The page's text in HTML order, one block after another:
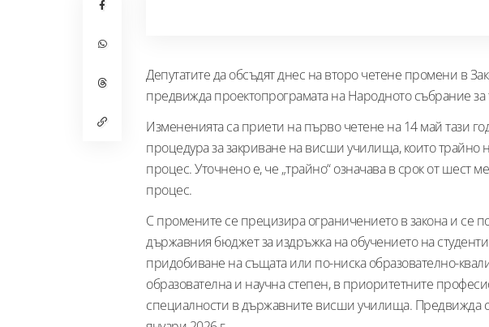
Депутатите да обсъдят днес на второ четене промени в
предвижда проектопрограмата на Народното събрание за
Измененията са приети на първо четене на 14 май тази
процедура за закриване на висши училища, които трайно
процес. Уточнено е, че „трайно“ означава в срок от шест
процес.
С промените се прецизира ограничението в закона и се
държавния бюджет за издръжка на обучението на студенти
придобиване на същата или по-ниска образователно-
образователна и научна степен, в приоритетните
специалности в държавните висши училища. Предвижда